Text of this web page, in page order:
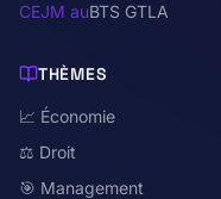
CEJM auBTS GTLA
THÈMES
📈 Économie
⚖️ Droit
🎯 Management